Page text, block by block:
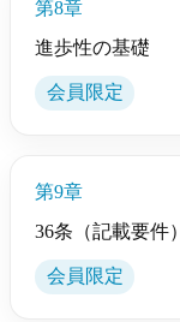
第8章
進歩性の基礎
会員限定
第9章
36条（記載要件）
会員限定